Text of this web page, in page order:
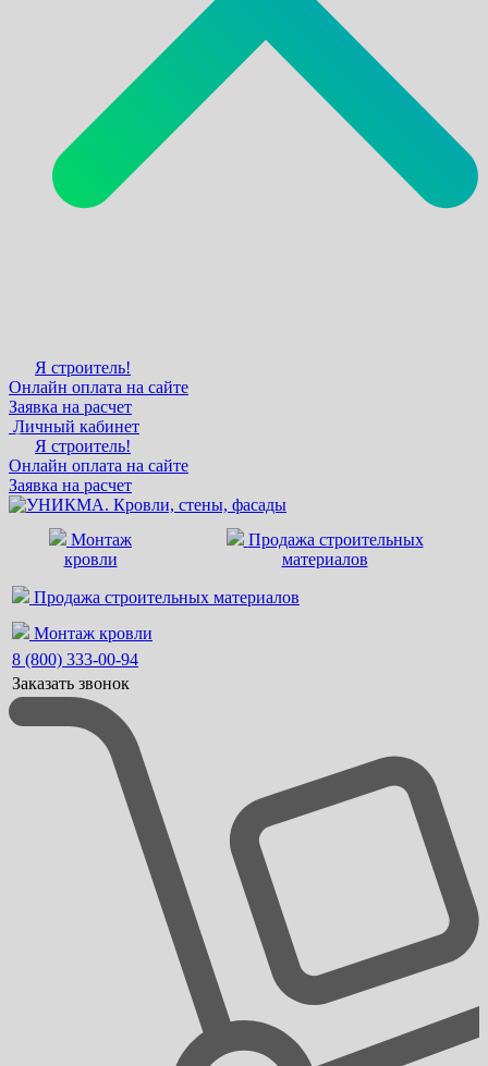
Я строитель!
Онлайн оплата на сайте
Заявка на расчет
Личный кабинет
Я строитель!
Онлайн оплата на сайте
Заявка на расчет
Монтаж
кровли
Продажа строительных
материалов
Продажа строительных материалов
Монтаж кровли
8 (800) 333-00-94
Заказать звонок